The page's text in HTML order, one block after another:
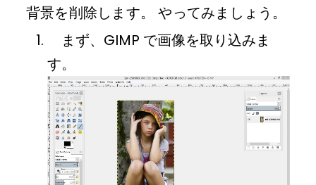
背景を削除します。 やってみましょう。
まず、GIMP で画像を取り込みま
す。